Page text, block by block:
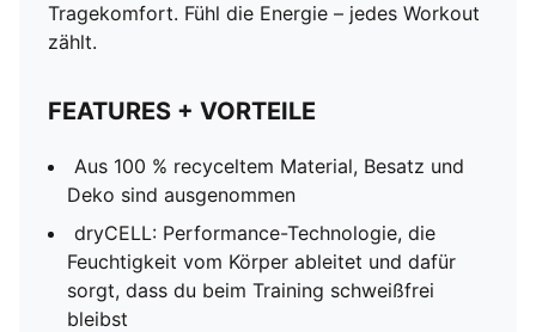
Tragekomfort. Fühl die Energie – jedes Workout
zählt.
FEATURES + VORTEILE
Aus 100 % recyceltem Material, Besatz und
Deko sind ausgenommen
dryCELL: Performance-Technologie, die
Feuchtigkeit vom Körper ableitet und dafür
sorgt, dass du beim Training schweißfrei
bleibst